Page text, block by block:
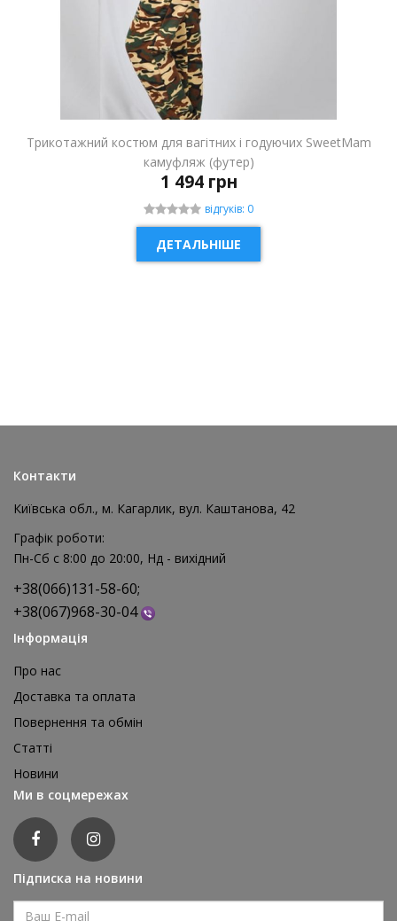
Трикотажний костюм для вагітних і годуючих SweetMam
камуфляж (футер)
1 494 грн
відгуків: 0
ДЕТАЛЬНІШЕ
Реквізит для аніматора Мішки для стрибків, 4 шт
Контакти
Київська обл., м. Кагарлик, вул. Каштанова, 42
Графік роботи:
Пн-Сб с 8:00 до 20:00, Нд - вихідний
+38(066)131-58-60;
+38(067)968-30-04
Інформація
Про нас
Доставка та оплата
Повернення та обмін
Статті
Новини
Ми в соцмережах
Підписка на новини